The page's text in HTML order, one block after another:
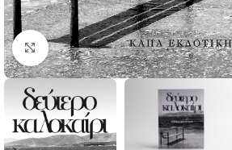
Click to enlarge